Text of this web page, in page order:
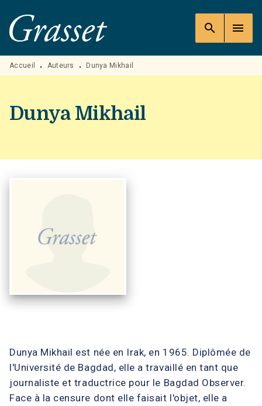
MENU RECHERCHE
PIED DE PAGE
search menu
Accueil • Auteurs • Dunya Mikhail
Dunya Mikhail
Dunya Mikhail est née en Irak, en 1965. Diplômée de
l'Université de Bagdad, elle a travaillé en tant que
journaliste et traductrice pour le Bagdad Observer.
Face à la censure dont elle faisait l'objet, elle a